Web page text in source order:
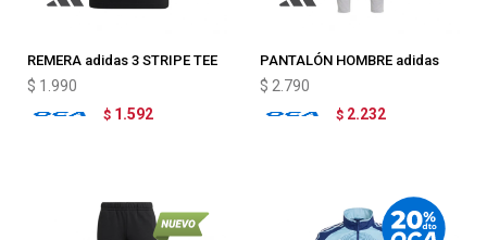
REMERA adidas 3 STRIPE TEE
SLIM
$ 1.990
$ 1.592
PANTALÓN HOMBRE adidas
TIRO 26 LEAGUE
$ 2.790
$ 2.232